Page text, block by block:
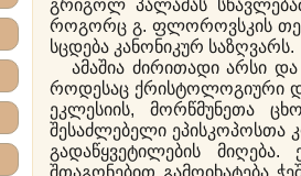
გრიგოლ პალამას
როგორც გ. ფლოროვსკის
სცდება კანონიკურ საზღვარს.
ამაშია ძირითადი არსი და
როდესაც ქრისტოლოგიური
ეკლესიის, მორწმუნეთა
შესაძლებელი ეპისკოპოსთა
გადაწყვეტილების